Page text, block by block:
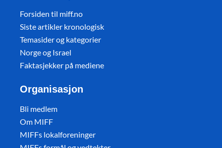
Forsiden til miff.no
Siste artikler kronologisk
Temasider og kategorier
Norge og Israel
Faktasjekker på mediene
Organisasjon
Bli medlem
Om MIFF
MIFFs lokalforeninger